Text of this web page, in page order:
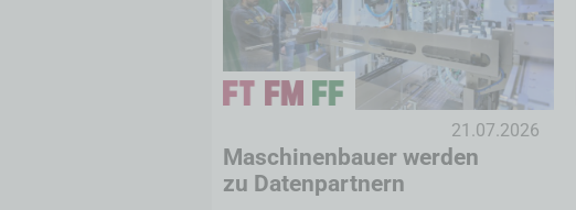
21.07.2026
Maschinenbauer werden
zu Datenpartnern